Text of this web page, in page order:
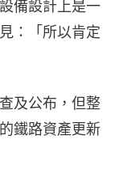
備設計上是一
：「所以肯定
及公布，但整
鐵路資產更新